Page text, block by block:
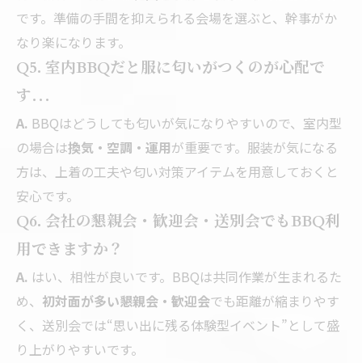
です。準備の手間を抑えられる会場を選ぶと、幹事がか
なり楽になります。
Q5. 室内BBQだと服に匂いがつくのが心配で
す…
A. BBQはどうしても匂いが気になりやすいので、室内型
の場合は換気・空調・運用が重要です。服装が気になる
方は、上着の工夫や匂い対策アイテムを用意しておくと
安心です。
Q6. 会社の懇親会・歓迎会・送別会でもBBQ利
用できますか？
A. はい、相性が良いです。BBQは共同作業が生まれるた
め、 初対面が多い懇親会・歓迎会でも距離が縮まりやす
く、送別会では“思い出に残る体験型イベント”として盛
り上がりやすいです。